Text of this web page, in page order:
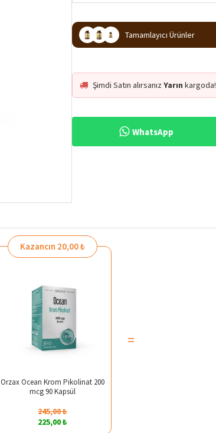
Tamamlayıcı Ürünler
Şimdi Satın alırsanızYarın kargoda!
WhatsApp
Kazancın 20,00 ₺
Orzax Ocean Krom Pikolinat 200
mcg 90 Kapsül
245,00 ₺
225,00 ₺
=